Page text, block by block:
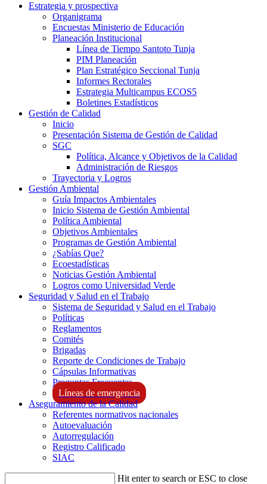
Estrategia y prospectiva
Organigrama
Encuestas Ministerio de Educación
Planeación Institucional
Línea de Tiempo Santoto Tunja
PIM Planeación
Plan Estratégico Seccional Tunja
Informes Rectorales
Estrategia Multicampus ECOS5
Boletines Estadísticos
Gestión de Calidad
Inicio
Presentación Sistema de Gestión de Calidad
SGC
Política, Alcance y Objetivos de la Calidad
Administración de Riesgos
Trayectoria y Logros
Gestión Ambiental
Guía Impactos Ambientales
Inicio Sistema de Gestión Ambiental
Política Ambiental
Objetivos Ambientales
Programas de Gestión Ambiental
¿Sabías Que?
Ecoestadísticas
Noticias Gestión Ambiental
Logros como Universidad Verde
Seguridad y Salud en el Trabajo
Sistema de Seguridad y Salud en el Trabajo
Políticas
Reglamentos
Comités
Brigadas
Reporte de Condiciones de Trabajo
Cápsulas Informativas
Preguntas Frecuentes
Líneas de emergencia
Aseguramiento de la Calidad
Referentes normativos nacionales
Autoevaluación
Autorregulación
Registro Calificado
SIAC
Hit enter to search or ESC to close